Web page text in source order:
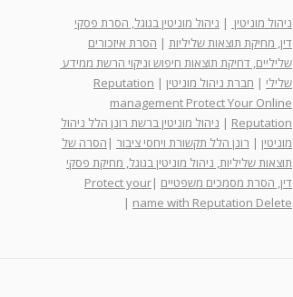
ניהול מוניטין | ניהול מוניטין בגוגל, הסרת פסקי
דין, מחיקת תוצאות שליליות | הסרת איזכורים
שליליים, דחיקת תוצאות חיפוש וניקוי הרשת ממידע
שלילי | חברת ניהול מוניטין |
Reputation
management Protect Your Online
Reputation
| ניהול מוניטין ברשת רונן הלל ניהול
מוניטין | רונן הלל תקשורת ויחסי ציבור | הסרה של
תוצאות שליליות, ניהול מוניטין בגוגל, מחיקת פסקי
דין, הסרת מסמכים משפטיים |
Protect your
name with Reputation Delete
|